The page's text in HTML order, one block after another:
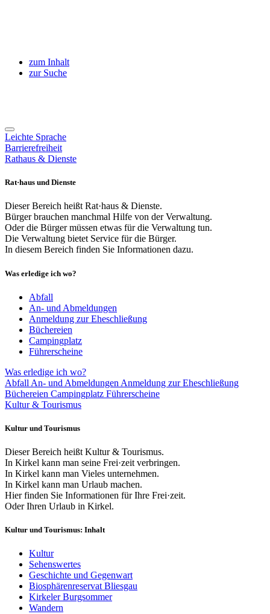
zum Inhalt
zur Suche
Leichte Sprache
Barrierefreiheit
Rathaus & Dienste
Rat·haus und Dienste
Dieser Bereich heißt Rat·haus & Dienste.
Bürger brauchen manchmal Hilfe von der Verwaltung.
Oder die Bürger müssen etwas für die Verwaltung tun.
Die Verwaltung bietet Service für die Bürger.
In diesem Bereich finden Sie Informationen dazu.
Was erledige ich wo?
Abfall
An- und Abmeldungen
Anmeldung zur Eheschließung
Büchereien
Campingplatz
Führerscheine
Was erledige ich wo?
Abfall An- und Abmeldungen Anmeldung zur Eheschließung
Büchereien Campingplatz Führerscheine
Kultur & Tourismus
Kultur und Tourismus
Dieser Bereich heißt Kultur & Tourismus.
In Kirkel kann man seine Frei·zeit verbringen.
In Kirkel kann man Vieles unternehmen.
In Kirkel kann man Urlaub machen.
Hier finden Sie Informationen für Ihre Frei·zeit.
Oder Ihren Urlaub in Kirkel.
Kultur und Tourismus: Inhalt
Kultur
Sehenswertes
Geschichte und Gegenwart
Biosphärenreservat Bliesgau
Kirkeler Burgsommer
Wandern